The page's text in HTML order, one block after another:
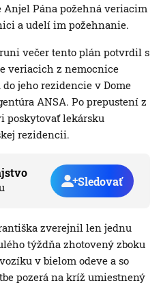
Pána požehná veriacim
a udelí im požehnanie.
večer tento plán potvrdil s
veriacich z nemocnice
do jeho rezidencie v Dome
ANSA. Po prepustení z
poskytovať lekársku
rezidencii.
Sledovať
zverejnil len jednu
týždňa zhotovený zboku
v bielom odeve a so
pozerá na kríž umiestnený